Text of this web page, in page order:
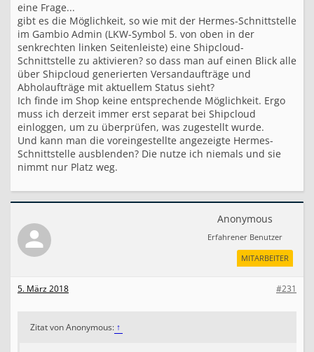
eine Frage...
gibt es die Möglichkeit, so wie mit der Hermes-Schnittstelle
im Gambio Admin (LKW-Symbol 5. von oben in der
senkrechten linken Seitenleiste) eine Shipcloud-
Schnittstelle zu aktivieren? so dass man auf einen Blick alle
über Shipcloud generierten Versandaufträge und
Abholaufträge mit aktuellem Status sieht?
Ich finde im Shop keine entsprechende Möglichkeit. Ergo
muss ich derzeit immer erst separat bei Shipcloud
einloggen, um zu überprüfen, was zugestellt wurde.
Und kann man die voreingestellte angezeigte Hermes-
Schnittstelle ausblenden? Die nutze ich niemals und sie
nimmt nur Platz weg.
Anonymous
Erfahrener Benutzer
MITARBEITER
#231
5. März 2018
Zitat von Anonymous: ↑